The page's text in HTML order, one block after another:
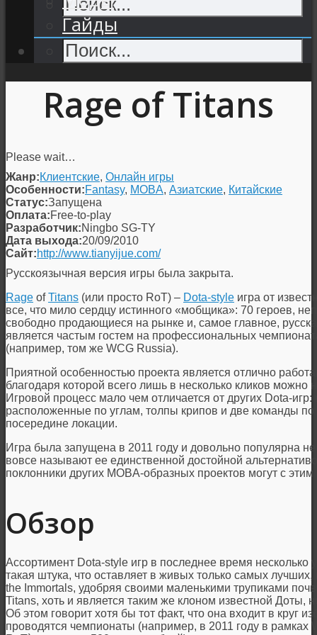
Гайды
Rage of Titans
Please wait…
Жанр:Клиентские, Онлайн игры
Особенности:Fantasy, MOBA, Азиатские, Китайские
Статус:Запущена
Оплата:Free-to-play
Разработчик:Ningbo SG-TY
Дата выхода:20/09/2010
Сайт:http://www.tianyijue.com/
Русскоязычная версия игры была закрыта.
Rage ofTitans (или просто RoT) – Dota-style игра от
все, что мило сердцу истинного «мобщика»: 70 героев,
свободно продающиеся на рынке и, самое главное,
является частым гостем на профессиональных
(например, том же WCG Russia).
Приятной особенностью проекта является отлично
благодаря которой всего лишь в несколько кликов можно
Игровой процесс мало чем отличается от других Dota-
расположенные по углам, толпы крипов и две команды по
посередине локации.
Игра была запущена в 2011 году и довольно популярна
вовсе называют ее единственной достойной
поклонники других MOBA-образных проектов могут с этим
Обзор
Ассортимент Dota-style игр в последнее время несколько
такая штука, что оставляет в живых только самых
the Immortals, удобряя своими маленькими трупиками
Titans, хоть и является таким же клоном известной Доты,
Об этом говорит хотя бы тот факт, что она входит в круг
проводятся чемпионаты (например, в 2011 году в